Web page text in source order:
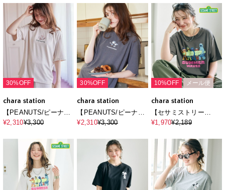
ウェア半袖トップス
（上下別売り）
ウェア半袖トップス
（上下別売り）
ウェア半袖トップス
（上下別売り）
30%OFF
chara station
【PEANUTS/ピーナッ
ツ】SNOOPY/スヌー
ウェア半袖トップス
（上下別売り）
¥2,310¥3,300
30%OFF
chara station
【PEANUTS/ピーナッ
ツ】SNOOPY/スヌー
ウェア半袖トップス
（上下別売り）
¥2,310¥3,300
10%OFF メール便
chara station
【セサミストリー
ト/SESAME
トプリントTシャツ
（ELMO＆FRIENDS）
¥1,970¥2,189